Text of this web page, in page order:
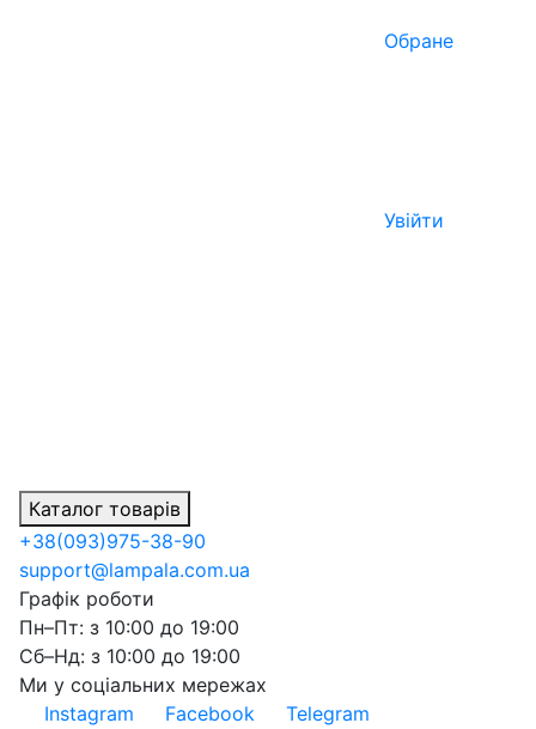
Обране
Увійти
Каталог товарів
+38(093)975-38-90
support@lampala.com.ua
Графік роботи
Пн–Пт: з 10:00 до 19:00
Сб–Нд: з 10:00 до 19:00
Ми у соціальних мережах
Instagram
Facebook
Telegram